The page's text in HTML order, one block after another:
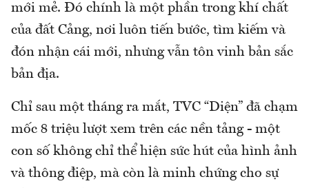
mới mẻ. Đó chính là một phần trong khí chất
của đất Cảng, nơi luôn tiến bước, tìm kiếm và
đón nhận cái mới, nhưng vẫn tôn vinh bản sắc
bản địa.
Chỉ sau một tháng ra mắt, TVC “Diện” đã chạm
mốc 8 triệu lượt xem trên các nền tảng - một
con số không chỉ thể hiện sức hút của hình ảnh
và thông điệp, mà còn là minh chứng cho sự